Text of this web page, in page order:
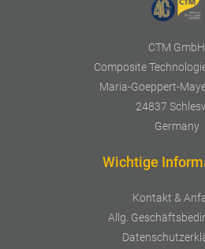
CTM GmbH
Composite
Maria-Goeppert-
24837
Germany
Wichtige
Kontakt &
Allg.